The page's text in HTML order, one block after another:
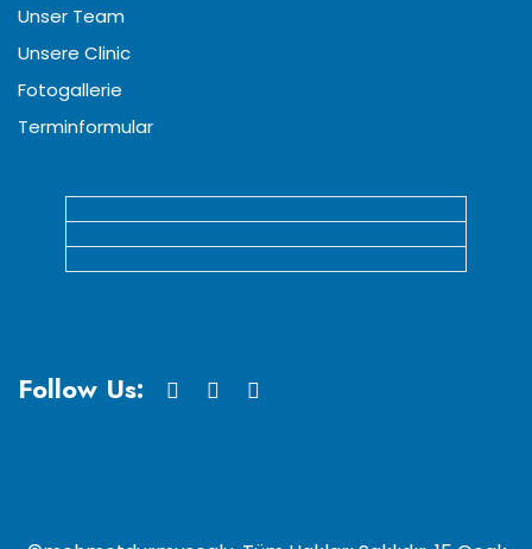
Unser Team
Unsere Clinic
Fotogallerie
Terminformular
Follow Us: